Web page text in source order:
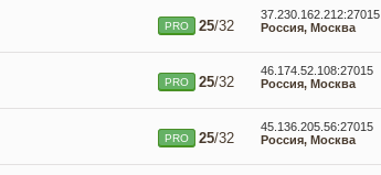
PRO 25/32
37.230.162.212:27015
Россия, Москва
PRO 25/32
46.174.52.108:27015
Россия, Москва
PRO 25/32
45.136.205.56:27015
Россия, Москва